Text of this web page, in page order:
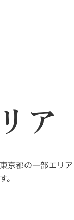
ア
京都の一部エリ